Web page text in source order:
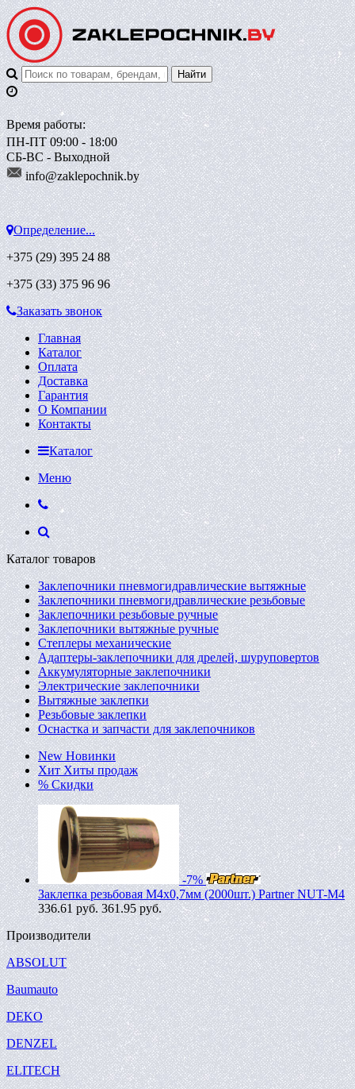
Время работы:
ПН-ПТ 09:00 - 18:00
СБ-ВС - Выходной
info@zaklepochnik.by
Определение...
+375 (29)395 24 88
+375 (33)375 96 96
Заказать звонок
Главная
Каталог
Оплата
Доставка
Гарантия
О Компании
Контакты
Каталог
Меню
Каталог товаров
Заклепочники пневмогидравлические вытяжные
Заклепочники пневмогидравлические резьбовые
Заклепочники резьбовые ручные
Заклепочники вытяжные ручные
Степлеры механические
Адаптеры-заклепочники для дрелей, шуруповертов
Аккумуляторные заклепочники
Электрические заклепочники
Вытяжные заклепки
Резьбовые заклепки
Оснастка и запчасти для заклепочников
New Новинки
Хит Хиты продаж
% Скидки
-7%
Заклепка резьбовая M4х0,7мм (2000шт.) Partner NUT-M4
336.61руб. 361.95 руб.
Производители
ABSOLUT
Baumauto
DEKO
DENZEL
ELITECH